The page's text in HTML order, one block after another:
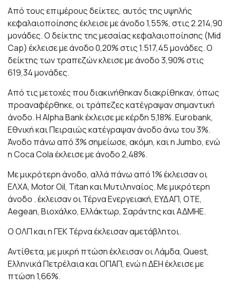
Από τους επιμέρους δείκτες, αυτός τηςυψηλής
κεφαλαιοποίησης έκλεισε με άνοδο 1,55%, στις 2.214,90
μονάδες. Ο δείκτης της μεσαίας κεφαλαιοποίησης (Mid
Cap) έκλεισε με άνοδο 0,20% στις 1.517,45 μονάδες. Ο
δείκτης των τραπεζών κλεισε με άνοδο 3,90% στις
619,34 μονάδες.
Από τις μετοχές που διακινήθηκαν διακρίθηκαν, όπως
προαναφέρθηκε, οι τράπεζες κατέγραψαν σημαντική
άνοδο. Η Alpha Bank έκλεισε με κέρδη 5,18%. Eurobank,
Εθνική και Πειραιώς κατέγραψαν άνοδο άνω του 3%.
Άνοδο πάνω από 3% σημείωσε, ακόμη, και η Jumbo, ενώ
η Coca Cola έκλεισε με άνοδο 2,48%.
Με μικρότερη άνοδο, αλλά πάνω από 1% έκλεισαν οι
ΕΛΧΑ, Motor Oil, Titan και Μυτιληναίος. Με μικρότερη
άνοδο . έκλεισαν οι Τέρνα Ενεργειακή, ΕΥΔΑΠ, ΟΤΕ,
Aegean, Βιοχάλκο, Ελλάκτωρ, Σαράντης και ΑΔΜΗΕ.
Ο ΟΛΠ και η ΓΕΚ Τέρνα έκλεισαν αμετάβλητοι.
Αντίθετα, με μικρή πτώση έκλεισαν οι Λάμδα, Quest,
Ελληνικά Πετρέλαια και ΟΠΑΠ, ενώ η ΔΕΗ έκλεισε με
πτώση 1,66%.